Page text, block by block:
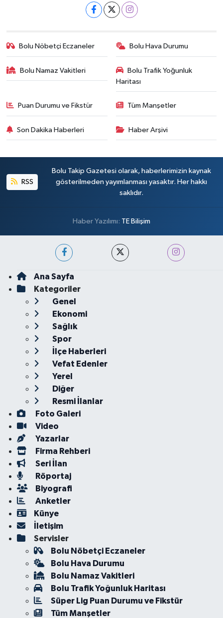
Bolu Nöbetçi Eczaneler Bolu Hava Durumu
Bolu Namaz Vakitleri
Bolu Trafik Yoğunluk
Haritası
Puan Durumu ve Fikstür Tüm Manşetler
Son Dakika Haberleri Haber Arşivi
RSS
Bolu Takip Gazetesi olarak, haberlerimizin kaynak
gösterilmeden yayımlanması yasaktır. Her hakkı
saklıdır.
Haber Yazılımı: TE Bilişim
Ana Sayfa
Kategoriler
Genel
Ekonomi
Sağlık
Spor
İlçe Haberleri
Vefat Edenler
Yerel
Diğer
Resmi İlanlar
Foto Galeri
Video
Yazarlar
Firma Rehberi
Seri İlan
Röportaj
Biyografi
Anketler
Künye
İletişim
Servisler
Bolu Nöbetçi Eczaneler
Bolu Hava Durumu
Bolu Namaz Vakitleri
Bolu Trafik Yoğunluk Haritası
Süper Lig Puan Durumu ve Fikstür
Tüm Manşetler